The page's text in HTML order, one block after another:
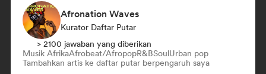
Afronation Waves
Kurator Daftar Putar
> 2100 jawaban yang diberikan
Musik AfrikaAfrobeat/AfropopR&BSoulUrban pop
Tambahkan artis ke daftar putar berpengaruh saya